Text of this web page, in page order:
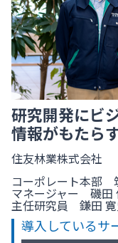
研究開発にビ
情報がもたら
住友林業株式会社
コーポレート本部
マネージャー 磯田
主任研究員 鎌田 寛
導入しているサ